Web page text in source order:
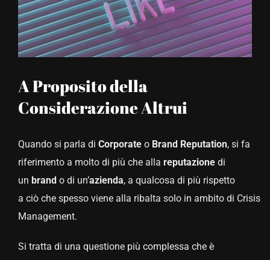
CONTATTACI
A Proposito della
Considerazione Altrui
Quando si parla di Corporate o Brand Reputation, si fa
riferimento a molto di più che alla reputazione di
un brand o di un’azienda, a qualcosa di più rispetto
a ciò che spesso viene alla ribalta solo in ambito di Crisis
Management.
Si tratta di una questione più complessa che è